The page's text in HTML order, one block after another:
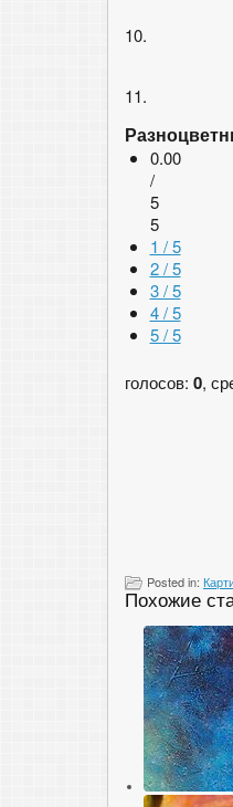
10.
11.
0.00
/
5
5
1 / 5
2 / 5
3 / 5
4 / 5
5 / 5
голосов: 0,
Posted in:
Похожие